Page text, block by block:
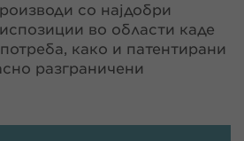
со најдобри
во области каде
како и патентирани
разграничени